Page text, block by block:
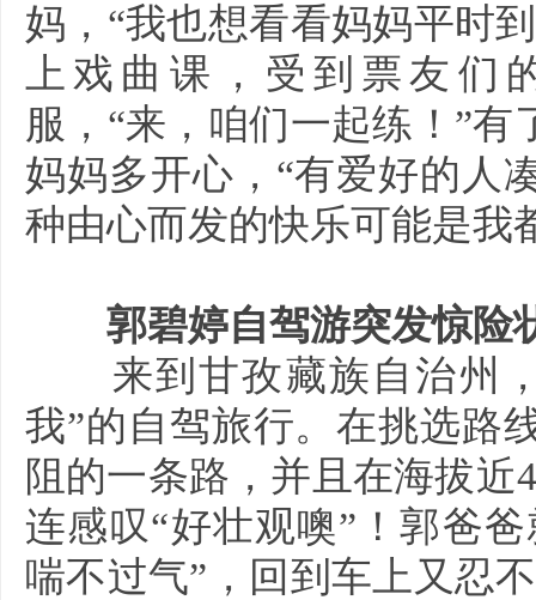
妈，“我也想看看妈妈平时
上戏曲课，受到票友们
服，“来，咱们一起练！”
妈妈多开心，“有爱好的人
种由心而发的快乐可能是我
郭碧婷自驾游突发惊险
来到甘孜藏族自治州，
我”的自驾旅行。在挑选路
阻的一条路，并且在海拔近
连感叹“好壮观噢”！郭爸
喘不过气”，回到车上又忍